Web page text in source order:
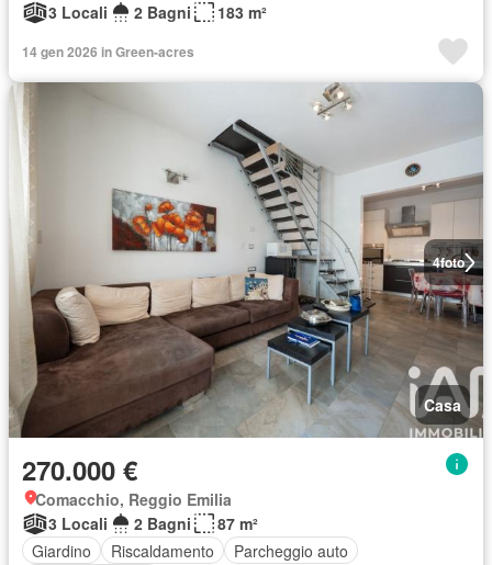
3 Locali
2 Bagni 183 m²
14 gen 2026 in Green-acres
4foto
Casa
270.000 €
Comacchio, Reggio Emilia
3 Locali
2 Bagni
87 m²
Giardino
Riscaldamento
Parcheggio auto